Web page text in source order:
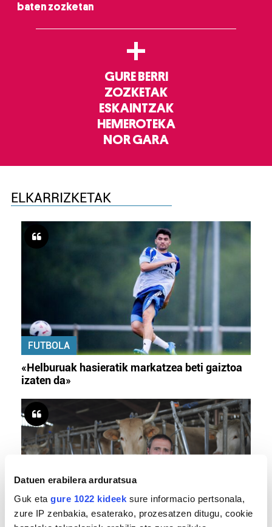
Datuen erabilera arduratsua
Guk eta gure 1022 kideek sure informacio pertsonala,
zure IP zenbakia, esaterako, prozesatzen ditugu, cookie
baten zozketan
+
GURE BERRI
ZOZKETAK
ESKAINTZAK
HEMEROTEKA
NOR GARA
ELKARRIZKETAK
FUTBOLA
«Helburuak hasieratik markatzea beti gaiztoa
izaten da»
BERO BOLADA